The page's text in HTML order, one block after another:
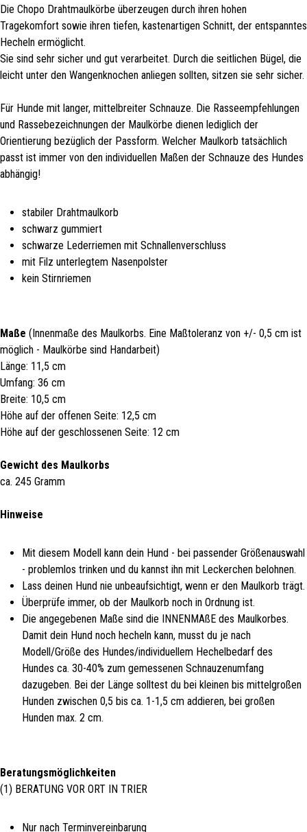
Die Chopo Drahtmaulkörbe überzeugen durch ihren hohen
Tragekomfort sowie ihren tiefen, kastenartigen Schnitt, der entspanntes
Hecheln ermöglicht.
Sie sind sehr sicher und gut verarbeitet. Durch die seitlichen Bügel, die
leicht unter den Wangenknochen anliegen sollten, sitzen sie sehr sicher.
Für Hunde mit langer, mittelbreiter Schnauze. Die Rasseempfehlungen
und Rassebezeichnungen der Maulkörbe dienen lediglich der
Orientierung bezüglich der Passform. Welcher Maulkorb tatsächlich
passt ist immer von den individuellen Maßen der Schnauze des Hundes
abhängig!
stabiler Drahtmaulkorb
schwarz gummiert
schwarze Lederriemen mit Schnallenverschluss
mit Filz unterlegtem Nasenpolster
kein Stirnriemen
Maße (Innenmaße des Maulkorbs. Eine Maßtoleranz von +/- 0,5 cm ist
möglich - Maulkörbe sind Handarbeit)
Länge: 11,5 cm
Umfang: 36 cm
Breite: 10,5 cm
Höhe auf der offenen Seite: 12,5 cm
Höhe auf der geschlossenen Seite: 12 cm
Gewicht des Maulkorbs
ca. 245 Gramm
Hinweise
Mit diesem Modell kann dein Hund - bei passender Größenauswahl
- problemlos trinken und du kannst ihn mit Leckerchen belohnen.
Lass deinen Hund nie unbeaufsichtigt, wenn er den Maulkorb trägt.
Überprüfe immer, ob der Maulkorb noch in Ordnung ist.
Die angegebenen Maße sind die INNENMAßE des Maulkorbes.
Damit dein Hund noch hecheln kann, musst du je nach
Modell/Größe des Hundes/individuellem Hechelbedarf des
Hundes ca. 30-40% zum gemessenen Schnauzenumfang
dazugeben. Bei der Länge solltest du bei kleinen bis mittelgroßen
Hunden zwischen 0,5 bis ca. 1-1,5 cm addieren, bei großen
Hunden max. 2 cm.
Beratungsmöglichkeiten
(1) BERATUNG VOR ORT IN TRIER
Nur nach Terminvereinbarung